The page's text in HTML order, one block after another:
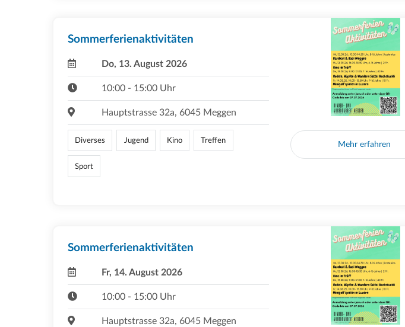
Sommerferienaktivitäten
Do, 13. August 2026
10:00 - 15:00 Uhr
Hauptstrasse 32a, 6045 Meggen
Diverses Jugend Kino Treffen
Sport
Mehr erfahren
Sommerferienaktivitäten
Fr, 14. August 2026
10:00 - 15:00 Uhr
Hauptstrasse 32a, 6045 Meggen